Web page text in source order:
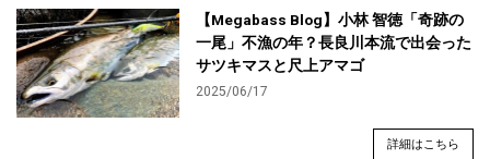
【Megabass Blog】小林 智徳「奇跡の
一尾」不漁の年？長良川本流で出会った
サツキマスと尺上アマゴ
2025/06/17
詳細はこちら